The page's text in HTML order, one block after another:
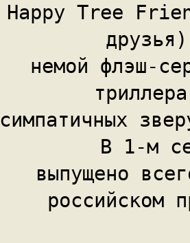
Happy Tree
немой флэш-
симпатичных
В 1-м
выпущено
российском